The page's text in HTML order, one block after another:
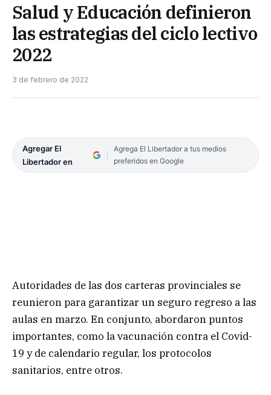
Salud y Educación definieron
las estrategias del ciclo lectivo
2022
3 de febrero de 2022
Agregar El
Libertador en
Agrega El Libertador a tus medios
preferidos en Google
Autoridades de las dos carteras provinciales se
reunieron para garantizar un seguro regreso a las
aulas en marzo. En conjunto, abordaron puntos
importantes, como la vacunación contra el Covid-
19 y de calendario regular, los protocolos
sanitarios, entre otros.